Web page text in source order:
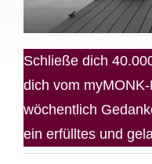
Schließe dich
dich vom
wöchentlich
ein erfülltes und